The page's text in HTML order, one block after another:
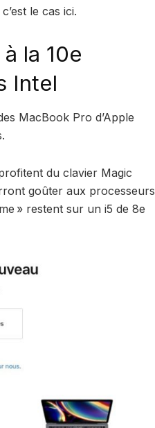
le cas ici.
la 10e
Intel
MacBook Pro d’Apple
du clavier Magic
goûter aux processeurs
» restent sur un i5 de 8e